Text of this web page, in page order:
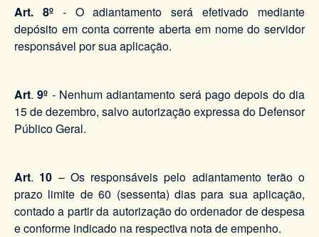
Art. 8º - O adiantamento será efetivado mediante
depósito em conta corrente aberta em nome do servidor
responsável por sua aplicação.
Art.9º - Nenhum adiantamento será pago depois do dia
15 de dezembro, salvo autorização expressa do Defensor
Público Geral.
Art. 10 – Os responsáveis pelo adiantamento terão o
prazo limite de 60 (sessenta) dias para sua aplicação,
contado a partir da autorização do ordenador de despesa
e conforme indicado na respectiva nota de empenho.